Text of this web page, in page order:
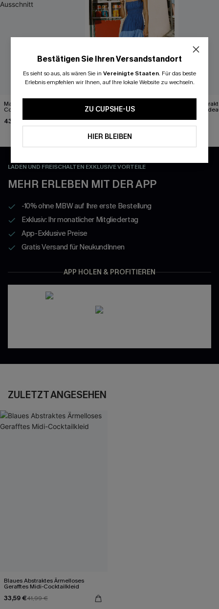
Marineblaues Midi-
Cocktailkleid mit
Ausschnitt
43,00 €
eckigem Ausschnitt
43,00 €
Blau
Maxi-
49,00 €
LADEN UND FREISCHALTEN EXKLUSIVE VORTEILE
MEHR ERLEBEN MIT DER APP
-10% ohne MBW auf Ihre erste Bestellung
Exklusiv: Ihr monatlicher Mitgliedertag
App-Exklusive Preise
Gratis Versand für NeukundInnen
APP HOLEN & PROFITIEREN
ZULETZT ANGESEHEN
Blaues Abstraktes Ärmelloses
Gerafftes Midi-Cocktailkleid
33,59 €41,99 €
Bestätigen Sie Ihren Versandstandort
Es sieht so aus, als wären Sie in Vereinigte Staaten. Für das beste
Erlebnis empfehlen wir Ihnen, auf Ihre lokale Website zu wechseln.
ZU CUPSHE-US
HIER BLEIBEN